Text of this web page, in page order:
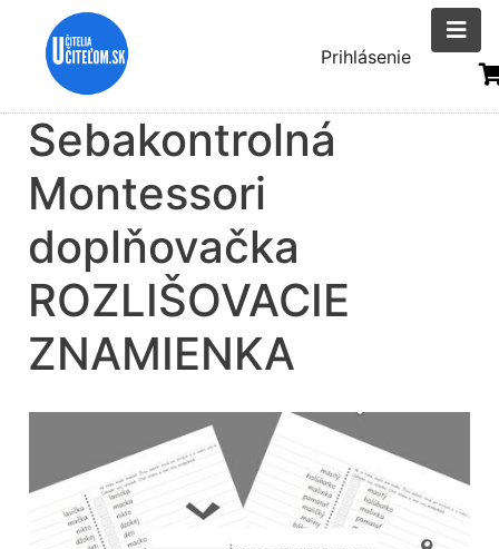
Menu
účtu
Prihlásenie
Sebakontrolná
Montessori
doplňovačka
ROZLIŠOVACIE
ZNAMIENKA